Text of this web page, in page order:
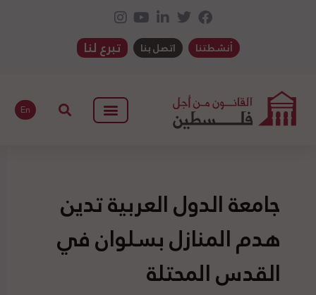
أنشطتنا اتصل بنا تبرع لنا
En
جامعة الدول العربية تدين
هدم المنازل بسلوان في
القدس المحتلة